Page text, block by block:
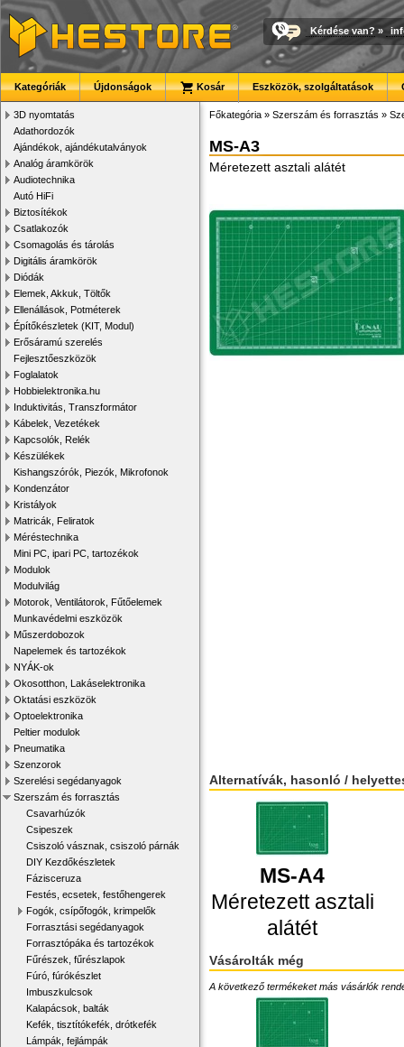
Kérdése van? »
Kategóriák Újdonságok Kosár Eszközök, szolgáltatások
3D nyomtatás
Adathordozók
Ajándékok, ajándékutalványok
Analóg áramkörök
Audiotechnika
Autó HiFi
Biztosítékok
Csatlakozók
Csomagolás és tárolás
Digitális áramkörök
Diódák
Elemek, Akkuk, Töltők
Ellenállások, Potméterek
Építőkészletek (KIT, Modul)
Erősáramú szerelés
Fejlesztőeszközök
Foglalatok
Hobbielektronika.hu
Induktivitás, Transzformátor
Kábelek, Vezetékek
Kapcsolók, Relék
Készülékek
Kishangszórók, Piezók, Mikrofonok
Kondenzátor
Kristályok
Matricák, Feliratok
Méréstechnika
Mini PC, ipari PC, tartozékok
Modulok
Modulvilág
Motorok, Ventilátorok, Fűtőelemek
Munkavédelmi eszközök
Műszerdobozok
Napelemek és tartozékok
NYÁK-ok
Okosotthon, Lakáselektronika
Oktatási eszközök
Optoelektronika
Peltier modulok
Pneumatika
Szenzorok
Szerelési segédanyagok
Szerszám és forrasztás
Csavarhúzók
Csipeszek
Csiszoló vásznak, csiszoló párnák
DIY Kezdőkészletek
Fázisceruza
Festés, ecsetek, festőhengerek
Fogók, csípőfogók, krimpelők
Forrasztási segédanyagok
Forrasztópáka és tartozékok
Fűrészek, fűrészlapok
Fúró, fúrókészlet
Imbuszkulcsok
Kalapácsok, balták
Kefék, tisztítókefék, drótkefék
Lámpák, fejlámpák
Főkategória » Szerszám és forrasztás »
MS-A3
Méretezett asztali alátét
Alternatívák, hasonló /
MS-A4
Méretezett asztali
alátét
Vásárolták még
A következő termékeket más vásárlók